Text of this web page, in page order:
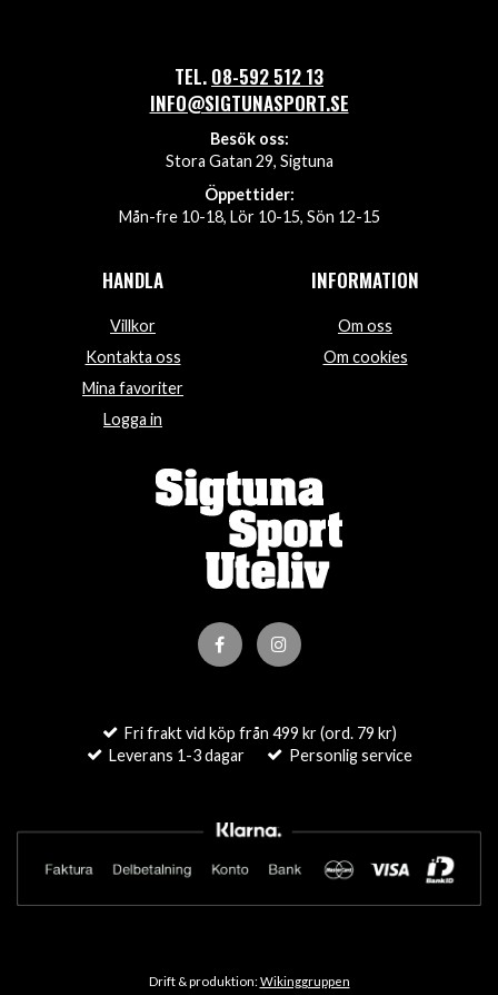
TEL. 08-592 512 13
INFO@SIGTUNASPORT.SE
Besök oss:
Stora Gatan 29, Sigtuna
Öppettider:
Mån-fre 10-18, Lör 10-15, Sön 12-15
HANDLA
Villkor
Kontakta oss
Mina favoriter
Logga in
INFORMATION
Om oss
Om cookies
Fri frakt vid köp från 499 kr (ord. 79 kr)
Leverans 1-3 dagar
Personlig service
Drift & produktion: Wikinggruppen